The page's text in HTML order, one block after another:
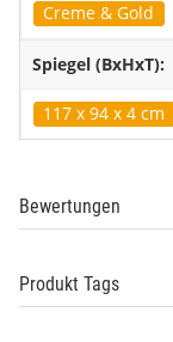
Creme & Gold
Spiegel (BxHxT):
117 x 94 x 4 cm
Bewertungen
Produkt Tags